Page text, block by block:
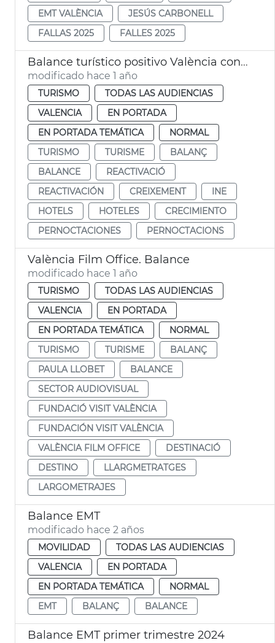
EMT VALÈNCIA
JESÚS CARBONELL
FALLAS 2025
FALLES 2025
Balance turístico positivo València con un 10 % más de pernoctaciones en 2024
modificado hace 1 año
TURISMO
TODAS LAS AUDIENCIAS
VALENCIA
EN PORTADA
EN PORTADA TEMÁTICA
NORMAL
TURISMO
TURISME
BALANÇ
BALANCE
REACTIVACIÓ
REACTIVACIÓN
CREIXEMENT
INE
HOTELS
HOTELES
CRECIMIENTO
PERNOCTACIONES
PERNOCTACIONS
València Film Office. Balance
modificado hace 1 año
TURISMO
TODAS LAS AUDIENCIAS
VALENCIA
EN PORTADA
EN PORTADA TEMÁTICA
NORMAL
TURISMO
TURISME
BALANÇ
PAULA LLOBET
BALANCE
SECTOR AUDIOVISUAL
FUNDACIÓ VISIT VALÈNCIA
FUNDACIÓN VISIT VALÈNCIA
VALÈNCIA FILM OFFICE
DESTINACIÓ
DESTINO
LLARGMETRATGES
LARGOMETRAJES
Balance EMT
modificado hace 2 años
MOVILIDAD
TODAS LAS AUDIENCIAS
VALENCIA
EN PORTADA
EN PORTADA TEMÁTICA
NORMAL
EMT
BALANÇ BALANCE
Balance EMT primer trimestre 2024